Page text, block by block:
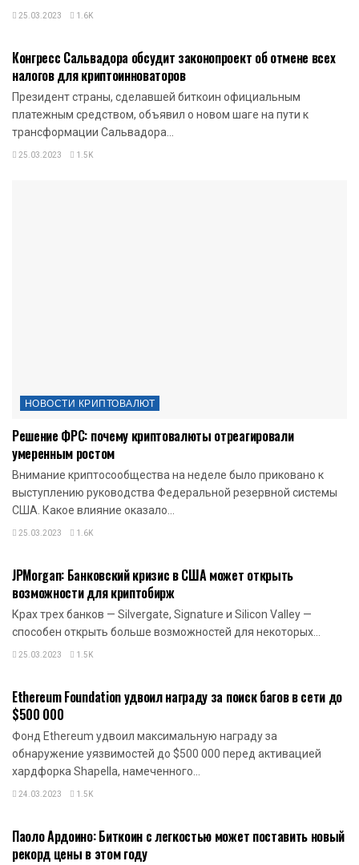
25.03.2023 1.6K
Конгресс Сальвадора обсудит законопроект об отмене всех
налогов для криптоинноваторов
Президент страны, сделавшей биткоин официальным
платежным средством, объявил о новом шаге на пути к
трансформации Сальвадора...
25.03.2023 1.5K
НОВОСТИ КРИПТОВАЛЮТ
Решение ФРС: почему криптовалюты отреагировали
умеренным ростом
Внимание криптосообщества на неделе было приковано к
выступлению руководства Федеральной резервной системы
США. Какое влияние оказало...
25.03.2023 1.6K
JPMorgan: Банковский кризис в США может открыть
возможности для криптобирж
Крах трех банков — Silvergate, Signature и Silicon Valley —
способен открыть больше возможностей для некоторых...
25.03.2023 1.5K
Ethereum Foundation удвоил награду за поиск багов в сети до
$500 000
Фонд Ethereum удвоил максимальную награду за
обнаружение уязвимостей до $500 000 перед активацией
хардфорка Shapella, намеченного...
24.03.2023 1.5K
Паоло Ардоино: Биткоин с легкостью может поставить новый
рекорд цены в этом году